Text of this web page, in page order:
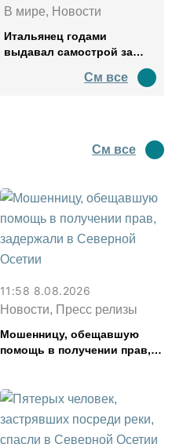
В мире, Новости
Итальянец годами
выдавал самострой за
водил туда туристов
См все
См все
11:58 8.08.2026
Новости, Пресс релизы
Мошенницу, обещавшую
помощь в получении прав,